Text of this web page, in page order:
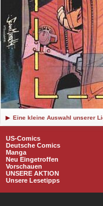
Eine kleine Auswahl unserer
US-Comics
Deutsche Comics
Manga
Neu Eingetroffen
Vorschauen
UNSERE AKTION
Unsere Lesetipps